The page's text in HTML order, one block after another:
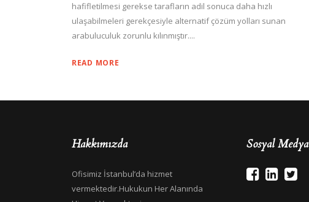
hafifletilmesi gerekse tarafların adil sonuca daha hızlı
ulaşabilmeleri gerekçesiyle alternatif çözüm yolları sunan
arabuluculuk zorunlu kılınmıştır....
READ MORE
Hakkımızda
Ofisimiz İstanbul’da hizmet
vermektedir.Hukukun Her Alanında
Sosyal Medya